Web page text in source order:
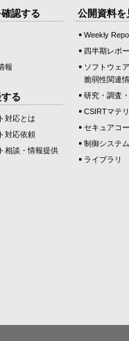
認する
報
る
対応とは
対応依頼
相談・情報提供
公開資料を
Weekly
四半期レポ
ソフトウェ
脆弱性関連
研究・調査
CSIRTマテ
セキュアコ
制御システ
ライブラリ